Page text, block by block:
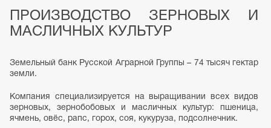
ПРОИЗВОДСТВО ЗЕРНОВЫХ
И
МАСЛИЧНЫХ КУЛЬТУР
Земельный банк Русской Аграрной Группы – 74 тысяч гектар
земли.
Компания специализируется на выращивании всех
видов
зерновых,
зернобобовых и масличных культур:
пшеница,
ячмень, овёс, рапс, горох, соя, кукуруза, подсолнечник.